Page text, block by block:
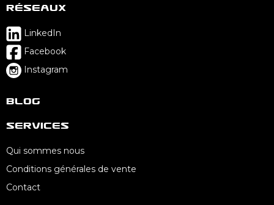
Réseaux
LinkedIn
Facebook
Instagram
Blog
Services
Qui sommes nous
Conditions générales de vente
Contact